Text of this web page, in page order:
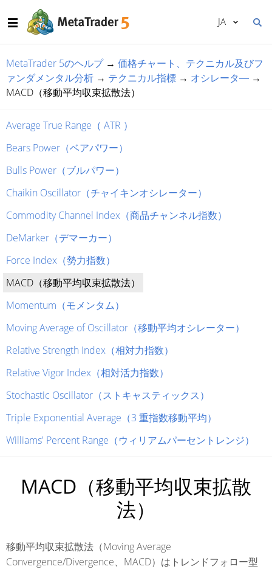
JA
MetaTrader 5のヘルプ→ 価格チャート、テクニカル及びフ
ァンダメンタル分析 → テクニカル指標 → オシレータ― →
MACD（移動平均収束拡散法）
Average True Range（ ATR ）
Bears Power（ベアパワー）
Bulls Power（ブルパワー）
Chaikin Oscillator（チャイキンオシレーター）
Commodity Channel Index（商品チャンネル指数）
DeMarker（デマーカー）
Force Index（勢力指数）
MACD（移動平均収束拡散法）
Momentum（モメンタム）
Moving Average of Oscillator（移動平均オシレーター）
Relative Strength Index（相対力指数）
Relative Vigor Index（相対活力指数）
Stochastic Oscillator（ストキャスティックス）
Triple Exponential Average（3 重指数移動平均）
Williams' Percent Range（ウィリアムパーセントレンジ）
MACD（移動平均収束拡散
法）
移動平均収束拡散法（Moving Average
Convergence/Divergence、MACD）はトレンドフォロー型